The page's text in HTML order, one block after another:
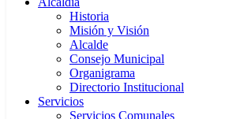
Historia
Misión y Visión
Alcalde
Consejo Municipal
Organigrama
Directorio Institucional
Servicios
Servicios Comunales